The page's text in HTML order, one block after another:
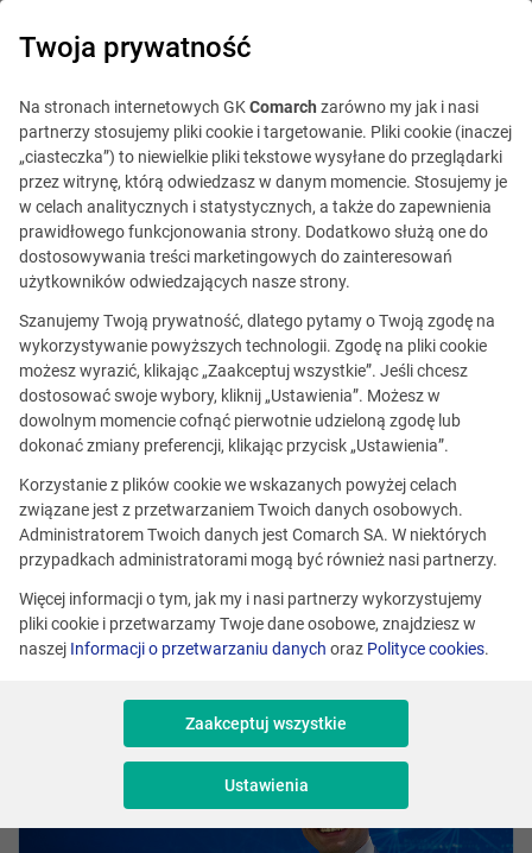
IT Board
Blog Out of office
23 października 2020
Japonię da się lubić, ale trzeba
się do niej dostosować.
Jak wygląda praca w Comarch
Japan
Monika Janota
Udostępnij
Skomentuj
Twoja prywatność
Na stronach internetowych GKComarch zarówno my jak i nasi
partnerzy stosujemy pliki cookie i targetowanie. Pliki cookie (inaczej
„ciasteczka”) to niewielkie pliki tekstowe wysyłane do przeglądarki
przez witrynę, którą odwiedzasz w danym momencie. Stosujemy je
w celach analitycznych i statystycznych, a także do zapewnienia
prawidłowego funkcjonowania strony. Dodatkowo służą one do
dostosowywania treści marketingowych do zainteresowań
użytkowników odwiedzających nasze strony.
Szanujemy Twoją prywatność, dlatego pytamy o Twoją zgodę na
wykorzystywanie powyższych technologii. Zgodę na pliki cookie
możesz wyrazić, klikając „Zaakceptuj wszystkie”. Jeśli chcesz
dostosować swoje wybory, kliknij „Ustawienia”. Możesz w
dowolnym momencie cofnąć pierwotnie udzieloną zgodę lub
dokonać zmiany preferencji, klikając przycisk „Ustawienia”.
Korzystanie z plików cookie we wskazanych powyżej celach
związane jest z przetwarzaniem Twoich danych osobowych.
Administratorem Twoich danych jest Comarch SA. W niektórych
przypadkach administratorami mogą być również nasi partnerzy.
Więcej informacji o tym, jak my i nasi partnerzy wykorzystujemy
pliki cookie i przetwarzamy Twoje dane osobowe, znajdziesz w
naszej Informacji o przetwarzaniu danych oraz Polityce cookies.
Zaakceptuj wszystkie
Ustawienia